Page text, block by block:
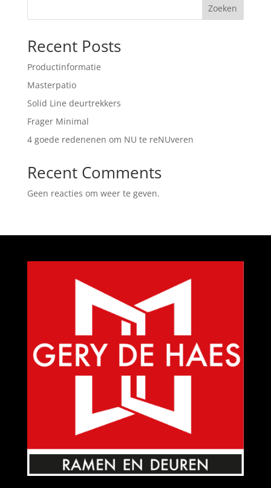
Zoeken
Recent Posts
Productinformatie
Masterpatio
Solid Line deurtrekkers
Frager Minimal
4 goede redenenen om NU te reNUveren
Recent Comments
Geen reacties om weer te geven.